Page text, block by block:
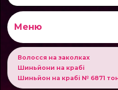
Меню
Волосся на заколках
Шиньйони на крабі
Шиньйон на крабі № 6871